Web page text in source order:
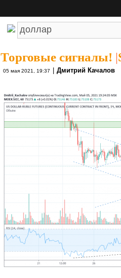
Торговые сигналы! |
05 мая 2021, 19:37 Дмитрий Качалов